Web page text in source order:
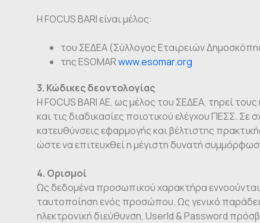
Η FOCUS BARI είναι μέλος:
του ΣΕΔΕΑ (Σύλλογος Εταιρειών
της ESOMARwww.esomar.org
3. Κώδικες δεοντολογίας
H FOCUS BARI AE, ως μέλος του ΣΕΔΕΑ, τηρεί
και τις διαδικασίες ποιοτικού ελέγχου ΠΕΣΣ.
κατευθύνσεις εφαρμογής και βέλτιστης
ώστε να επιτευχθεί η μέγιστη δυνατή
4. Ορισμοί
Ως δεδομένα προσωπικού χαρακτήρα
ταυτοποίηση ενός προσώπου. Ως γενικό
ηλεκτρονική διεύθυνση, UserId & Password